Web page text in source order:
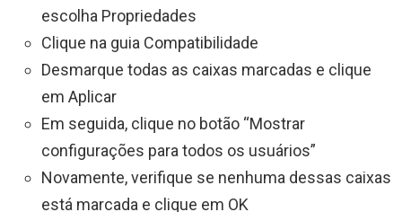
escolha Propriedades
Clique na guia Compatibilidade
Desmarque todas as caixas marcadas e clique
em Aplicar
Em seguida, clique no botão “Mostrar
configurações para todos os usuários”
Novamente, verifique se nenhuma dessas caixas
está marcada e clique em OK